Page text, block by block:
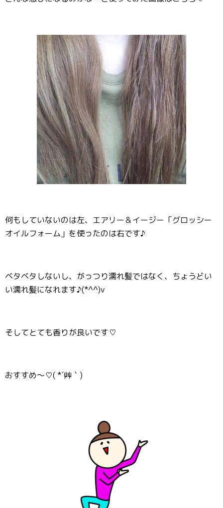
何もしていないのは左、エアリー＆イージー「グロッシー
オイルフォーム」を使ったのは右です♪
ベタベタしないし、がっつり濡れ髪ではなく、ちょうどい
い濡れ髪になれます♪(*^^)v
そしてとても香りが良いです♡
おすすめ～♡( *´艸｀)